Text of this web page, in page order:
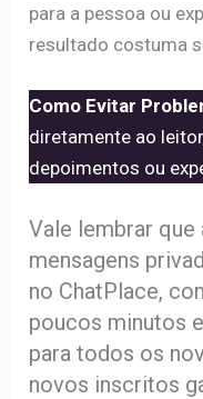
para a pessoa ou
resultado costuma
Como Evitar
diretamente ao
depoimentos ou
Vale lembrar
mensagens
no ChatPlace,
poucos minutos
para todos os
novos inscritos